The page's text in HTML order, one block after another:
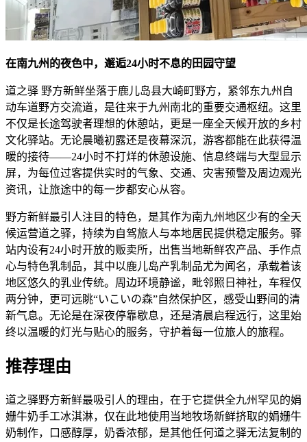
在南九州的夜色中，邂逅24小时不息的田园守望
道之驿 野方新鲜坐落于鹿儿岛县大崎町野方，紧邻东九州自
动车道野方交流道，是往来于九州南北的重要交通枢纽。这里
不仅是长途驾驶者理想的休憩站，更是一座全天候开放的乡村
文化驿站。无论晨曦初露还是夜幕深沉，游客都能在此获得温
暖的接待——24小时不打烊的休憩设施、信息终端与大型显示
屏，为每位过客提供实时的气象、交通、灾害预警及周边观光
资讯，让旅途中的每一步都安心从容。
野方新鲜最引人注目的特色，是其作为南九州地区少有的全天
候运营道之驿，持续为自驾旅人与本地居民提供稳定服务。驿
站内设有24小时开放的贩卖所，出售当地新鲜农产品、手作点
心与特色乳制品，其中以鹿儿岛产乳制品尤为闻名，承载着该
地区悠久的乳业传统。周边环境静谧，毗邻照日神社，车程仅
两分钟，更可远眺“いこいの森”自然保护区，感受山野间的清
新气息。无论是在深夜停靠歇息，还是清晨启程远行，这里始
终以温暖的灯光与贴心的服务，守护着每一位旅人的旅程。
推荐理由
道之驿野方新鲜最吸引人的理由，在于它提供全九州罕见的娟
姗牛奶手工冰淇淋，仅在此地使用当地牧场新鲜挤取的娟姗牛
奶制作，口感醇厚，奶香浓郁，是其他任何道之驿无法复制的